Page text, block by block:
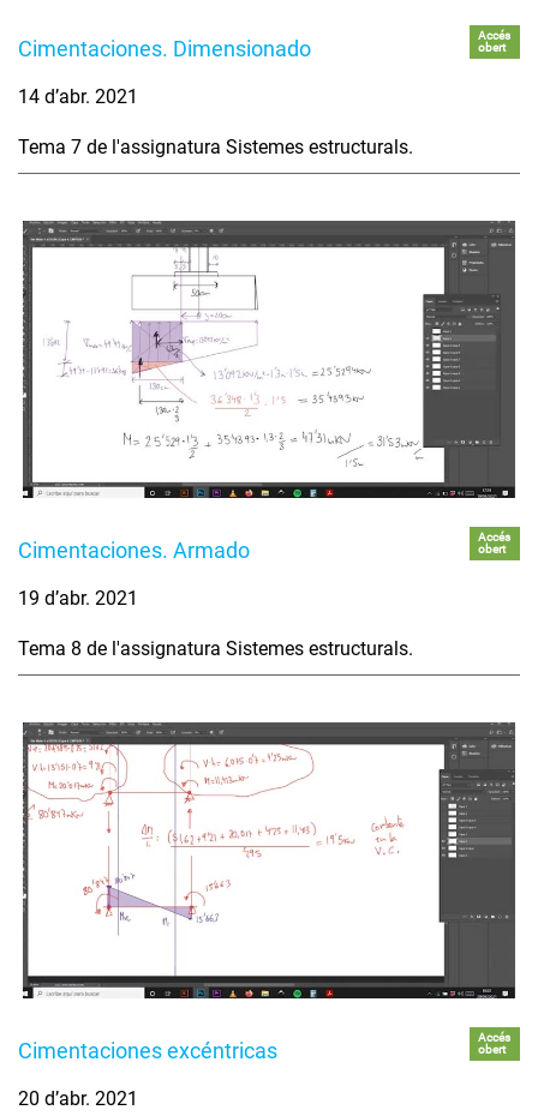
Cimentaciones. Dimensionado
Accés
obert
14 d’abr. 2021
Tema 7 de l'assignatura Sistemes estructurals.
Cimentaciones. Armado
Accés
obert
19 d’abr. 2021
Tema 8 de l'assignatura Sistemes estructurals.
Cimentaciones excéntricas
Accés
obert
20 d’abr. 2021